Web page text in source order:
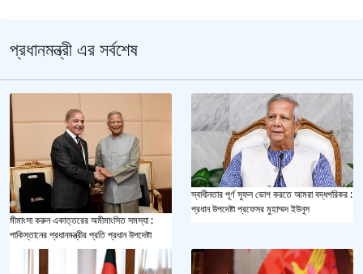
প্রধানমন্ত্রী এর সর্বশেষ
মীমাংসা করুন একাত্তরের অমীমাংসিত সমস্যা :
পাকিস্তানের প্রধানমন্ত্রীর প্রতি প্রধান উপদেষ্টা
স্বাধীনতার পূর্ণ সুফল ভোগ করতে আমরা বদ্ধপরিকর :
প্রধান উপদেষ্টা প্রফেসর মুহাম্মদ ইউনূস